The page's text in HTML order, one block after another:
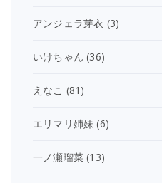
アンジェラ芽衣 (3)
いけちゃん (36)
えなこ (81)
エリマリ姉妹 (6)
一ノ瀬瑠菜 (13)